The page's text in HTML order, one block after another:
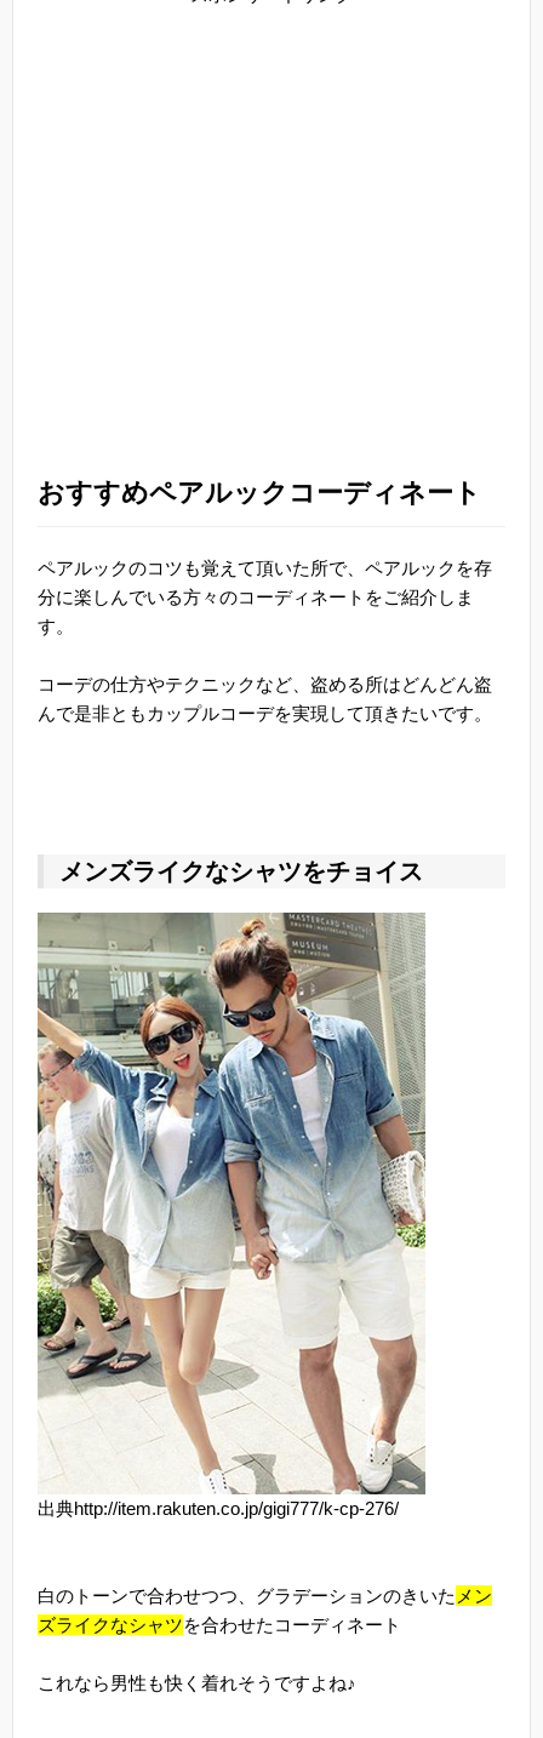
おすすめペアルックコーディネート
ペアルックのコツも覚えて頂いた所で、ペアルックを存
分に楽しんでいる方々のコーディネートをご紹介しま
す。
コーデの仕方やテクニックなど、盗める所はどんどん盗
んで是非ともカップルコーデを実現して頂きたいです。
メンズライクなシャツをチョイス
出典http://item.rakuten.co.jp/gigi777/k-cp-276/
白のトーンで合わせつつ、グラデーションのきいた メン
ズライクなシャツを合わせたコーディネート
これなら男性も快く着れそうですよね♪